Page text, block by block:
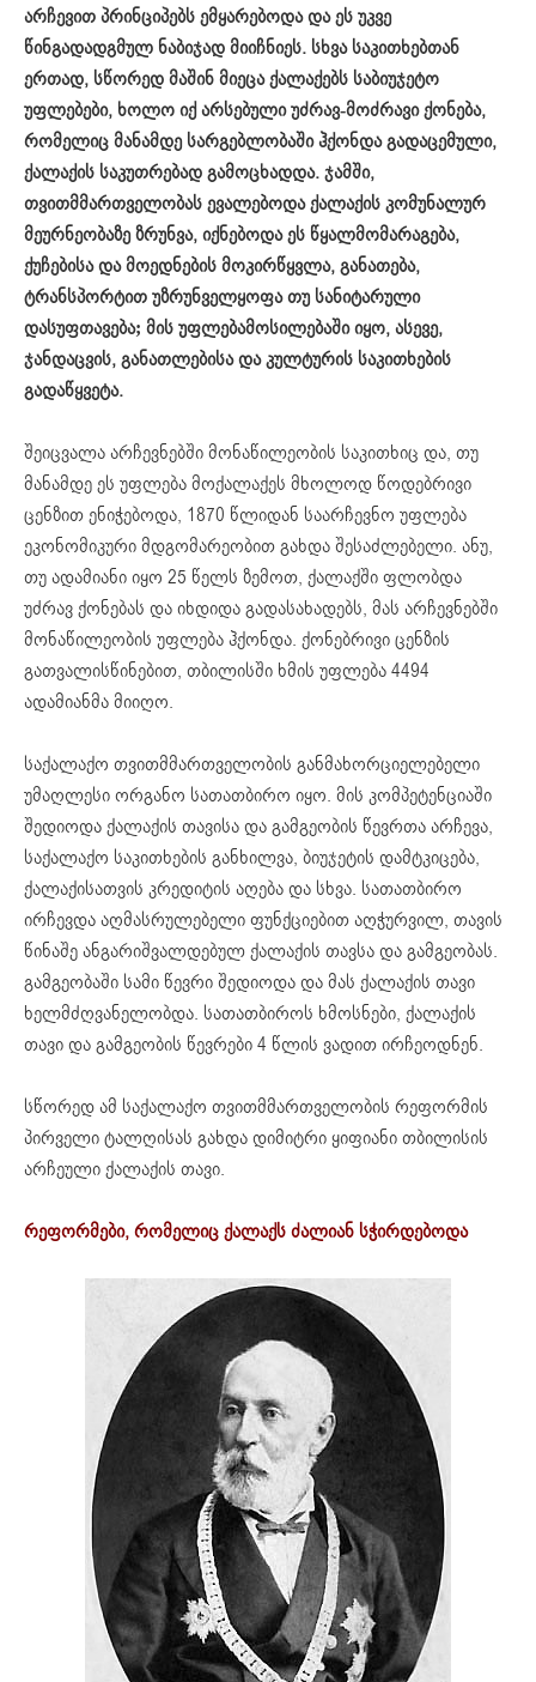
არჩევით პრინციპებს ემყარებოდა და ეს უკვე
წინგადადგმულ ნაბიჯად მიიჩნიეს. სხვა საკითხებთან
ერთად, სწორედ მაშინ მიეცა ქალაქებს საბიუჯეტო
უფლებები, ხოლო იქ არსებული უძრავ-მოძრავი ქონება,
რომელიც მანამდე სარგებლობაში ჰქონდა გადაცემული,
ქალაქის საკუთრებად გამოცხადდა. ჯამში,
თვითმმართველობას ევალებოდა ქალაქის კომუნალურ
მეურნეობაზე ზრუნვა, იქნებოდა ეს წყალმომარაგება,
ქუჩებისა და მოედნების მოკირწყვლა, განათება,
ტრანსპორტით უზრუნველყოფა თუ სანიტარული
დასუფთავება; მის უფლებამოსილებაში იყო, ასევე,
ჯანდაცვის, განათლებისა და კულტურის საკითხების
გადაწყვეტა.
შეიცვალა არჩევნებში მონაწილეობის საკითხიც და, თუ
მანამდე ეს უფლება მოქალაქეს მხოლოდ წოდებრივი
ცენზით ენიჭებოდა, 1870 წლიდან საარჩევნო უფლება
ეკონომიკური მდგომარეობით გახდა შესაძლებელი. ანუ,
თუ ადამიანი იყო 25 წელს ზემოთ, ქალაქში ფლობდა
უძრავ ქონებას და იხდიდა გადასახადებს, მას არჩევნებში
მონაწილეობის უფლება ჰქონდა. ქონებრივი ცენზის
გათვალისწინებით, თბილისში ხმის უფლება 4494
ადამიანმა მიიღო.
საქალაქო თვითმმართველობის განმახორციელებელი
უმაღლესი ორგანო სათათბირო იყო. მის კომპეტენციაში
შედიოდა ქალაქის თავისა და გამგეობის წევრთა არჩევა,
საქალაქო საკითხების განხილვა, ბიუჯეტის დამტკიცება,
ქალაქისათვის კრედიტის აღება და სხვა. სათათბირო
ირჩევდა აღმასრულებელი ფუნქციებით აღჭურვილ, თავის
წინაშე ანგარიშვალდებულ ქალაქის თავსა და გამგეობას.
გამგეობაში სამი წევრი შედიოდა და მას ქალაქის თავი
ხელმძღვანელობდა. სათათბიროს ხმოსნები, ქალაქის
თავი და გამგეობის წევრები 4 წლის ვადით ირჩეოდნენ.
სწორედ ამ საქალაქო თვითმმართველობის რეფორმის
პირველი ტალღისას გახდა დიმიტრი ყიფიანი თბილისის
არჩეული ქალაქის თავი.
რეფორმები, რომელიც ქალაქს ძალიან სჭირდებოდა